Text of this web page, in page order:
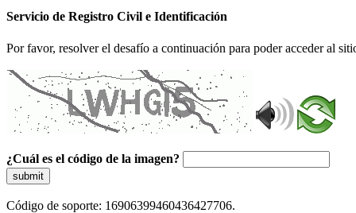
Servicio de Registro Civil e Identificación
Por favor, resolver el desafío a continuación para poder acceder al
¿Cuál es el código de la imagen?
submit
Código de soporte: 16906399460436427706.